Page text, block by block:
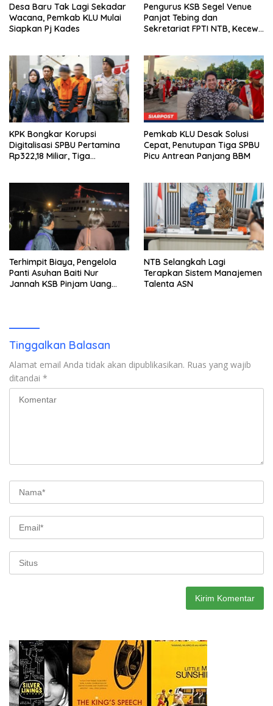
Desa Baru Tak Lagi Sekadar
Wacana, Pemkab KLU Mulai
Siapkan Pj Kades
Pengurus KSB Segel Venue
Panjat Tebing dan
Sekretariat FPTI NTB, Kecewa
KPK Bongkar Korupsi
Digitalisasi SPBU Pertamina
Rp322,18 Miliar, Tiga
Pemkab KLU Desak Solusi
Cepat, Penutupan Tiga SPBU
Picu Antrean Panjang BBM
Terhimpit Biaya, Pengelola
Panti Asuhan Baiti Nur
Jannah KSB Pinjam Uang
NTB Selangkah Lagi
Terapkan Sistem Manajemen
Talenta ASN
Tinggalkan Balasan
Alamat email Anda tidak akan dipublikasikan. Ruas yang wajib
ditandai *